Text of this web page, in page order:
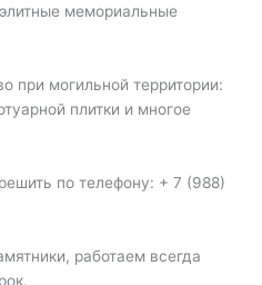
мемориальные
при могильной территории:
плитки и многое
по телефону: + 7 (988)
работаем всегда